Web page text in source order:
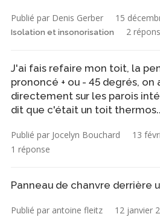
Publié par Denis Gerber 15
Isolation et insonorisation 2
J'ai fais refaire mon toit, la
prononcé + ou - 45 degrés,
directement sur les parois
dit que c'était un toit
Publié par Jocelyn Bouchard 13
1 réponse
Panneau de chanvre derrière
Publié par antoine fleitz 12 janvier